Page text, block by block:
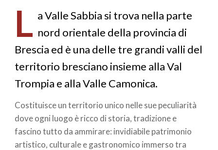
pane
L a Valle Sabbia si trova nella parte
nord orientale della provincia di
Brescia ed è una delle tre grandi valli del
territorio bresciano insieme alla Val
Trompia e alla Valle Camonica.
Costituisce un territorio unico nelle sue peculiarità
dove ogni luogo è ricco di storia, tradizione e
fascino tutto da ammirare: invidiabile patrimonio
artistico, culturale e gastronomico immerso tra